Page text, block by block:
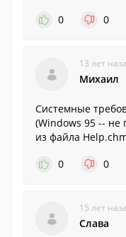
0
0
13 лет
Михаил
Системные
(Windows 95 -- не
из файла
0
0
15 лет
Слава